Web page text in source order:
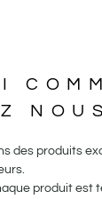
des produits
produit est